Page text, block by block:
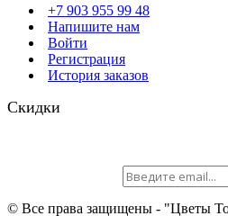
+7 903 955 99 48
Напишите нам
Войти
Регистрация
История заказов
Скидки
© Все права защищены - "Цветы